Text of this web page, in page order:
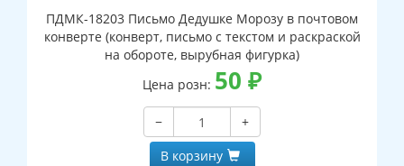
ПДМК-18203 Письмо Дедушке Морозу в почтовом
конверте (конверт, письмо с текстом и раскраской
на обороте, вырубная фигурка)
Цена розн: 50 ₽
−
+
В корзину